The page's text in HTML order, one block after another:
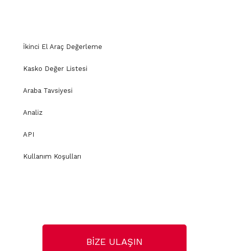
İkinci El Araç Değerleme
Kasko Değer Listesi
Araba Tavsiyesi
Analiz
API
Kullanım Koşulları
BİZE ULAŞIN